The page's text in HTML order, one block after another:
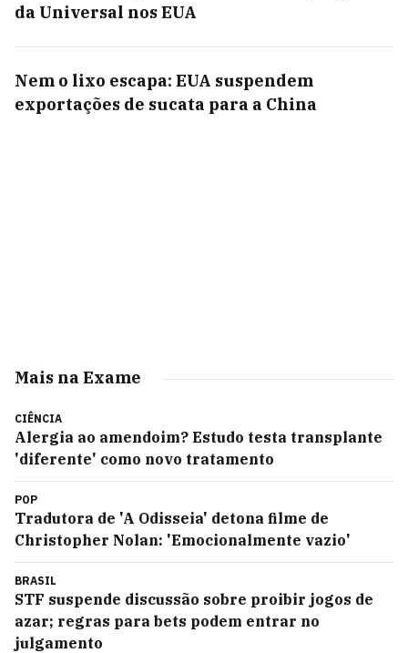
da Universal nos EUA
Nem o lixo escapa: EUA suspendem
exportações de sucata para a China
Mais na Exame
CIÊNCIA
Alergia ao amendoim? Estudo testa transplante
'diferente' como novo tratamento
POP
Tradutora de 'A Odisseia' detona filme de
Christopher Nolan: 'Emocionalmente vazio'
BRASIL
STF suspende discussão sobre proibir jogos de
azar; regras para bets podem entrar no
julgamento